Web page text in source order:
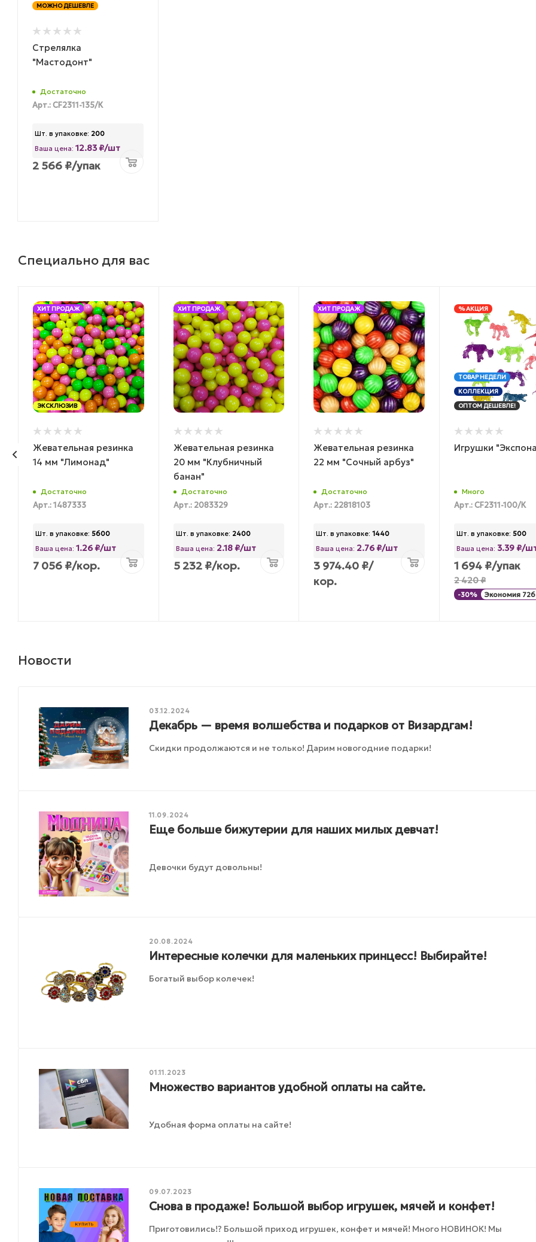
МОЖНО ДЕШЕВЛЕ
Стрелялка
"Мастодонт"
Достаточно
Арт.: CF2311-135/К
Шт. в упаковке: 200
Ваша цена: 12.83 ₽/шт
2 566 ₽/упак
Специально для вас
ХИТ ПРОДАЖ
ЭКСКЛЮЗИВ
Жевательная резинка
14 мм "Лимонад"
Достаточно
Арт.: 1487333
Шт. в упаковке: 5600
Ваша цена: 1.26 ₽/шт
7 056₽/кор.
ХИТ ПРОДАЖ
Жевательная резинка
20 мм "Клубничный
банан"
Достаточно
Арт.: 2083329
Шт. в упаковке: 2400
Ваша цена: 2.18 ₽/шт
5 232₽/кор.
ХИТ ПРОДАЖ
Жевательная резинка
22 мм "Сочный арбуз"
Достаточно
Арт.: 22818103
Шт. в упаковке: 1440
Ваша цена: 2.76 ₽/шт
3 974.40 ₽/
кор.
% АКЦИЯ
ТОВАР НЕДЕЛИ
КОЛЛЕКЦИЯ
ОПТОМ ДЕШЕВЛЕ!
Игрушки
Много
Арт.: CF2311-100/К
Шт. в упаковке: 500
Ваша цена: 3.39 ₽/
1 694 ₽/упак
2 420₽
-30% Экономия 726
Новости
03.12.2024
Декабрь — время волшебства и подарков от Визардгам!
Скидки продолжаются и не только! Дарим новогодние подарки!
11.09.2024
Еще больше бижутерии для наших милых девчат!
Девочки будут довольны!
20.08.2024
Интересные колечки для маленьких принцесс! Выбирайте!
Богатый выбор колечек!
01.11.2023
Множество вариантов удобной оплаты на сайте.
Удобная форма оплаты на сайте!
09.07.2023
Снова в продаже! Большой выбор игрушек, мячей и конфет!
Приготовились!? Большой приход игрушек, конфет и мячей! Много НОВИНОК! Мы